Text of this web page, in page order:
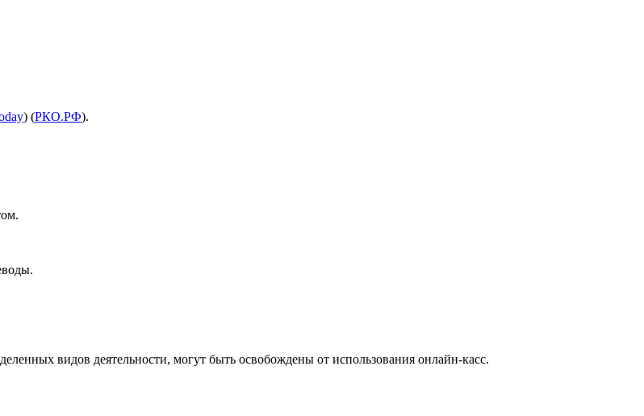
) (РКО.РФ)​.
видов деятельности, могут быть освобождены от использования онлайн-касс.